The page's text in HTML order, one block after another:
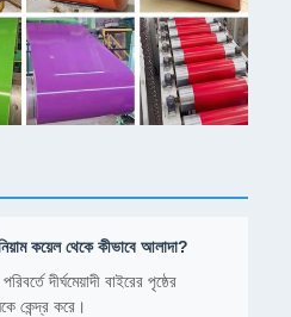
কয়েল থেকে কীভাবে আলাদা?
দীর্ঘমেয়াদী বাইরের পৃষ্ঠের
কেন্দ্র করে।